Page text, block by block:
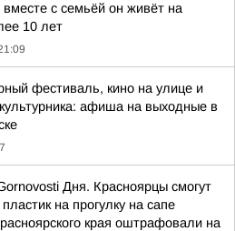
с семьёй он живёт на
10 лет
фестиваль, кино на улице и
афиша на выходные в
Дня. Красноярцы смогут
на прогулку на сапе
края оштрафовали на